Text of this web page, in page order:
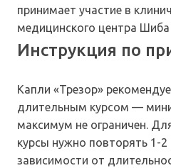
принимает участие в
медицинского центра Шиба
Инструкция по
Капли «Трезор»
длительным курсом —
максимум не ограничен.
курсы нужно повторять 1-2
зависимости от